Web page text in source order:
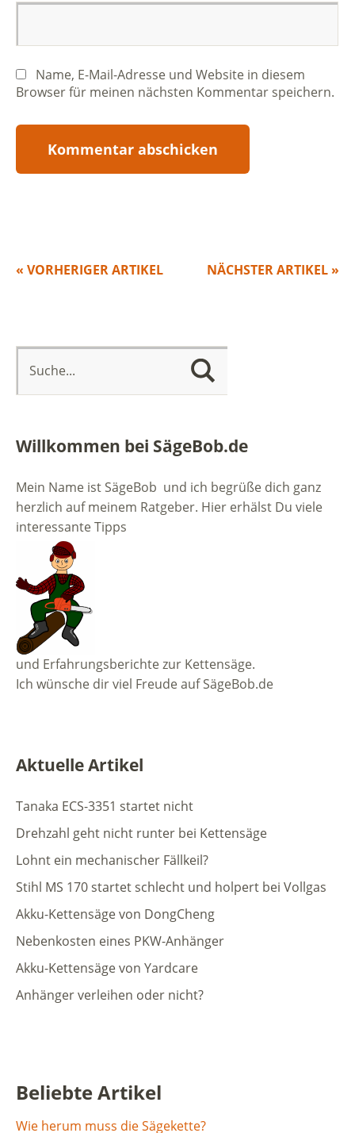
Name, E-Mail-Adresse und Website in diesem
Browser für meinen nächsten Kommentar speichern.
NÄCHSTER ARTIKEL »
« VORHERIGER ARTIKEL
Willkommen bei SägeBob.de
Mein Name ist SägeBob und ich begrüße dich ganz
herzlich auf meinem Ratgeber. Hier erhälst Du viele
interessante Tipps
und Erfahrungsberichte zur Kettensäge.
Ich wünsche dir viel Freude auf SägeBob.de
Aktuelle Artikel
Tanaka ECS-3351 startet nicht
Drehzahl geht nicht runter bei Kettensäge
Lohnt ein mechanischer Fällkeil?
Stihl MS 170 startet schlecht und holpert bei Vollgas
Akku-Kettensäge von DongCheng
Nebenkosten eines PKW-Anhänger
Akku-Kettensäge von Yardcare
Anhänger verleihen oder nicht?
Beliebte Artikel
Wie herum muss die Sägekette?